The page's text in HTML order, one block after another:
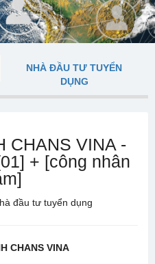
NHÀ ĐẦU TƯ TUYỂN
DỤNG
CHANS VINA -
+ [công nhân
đầu tư tuyển dụng
CHANS VINA